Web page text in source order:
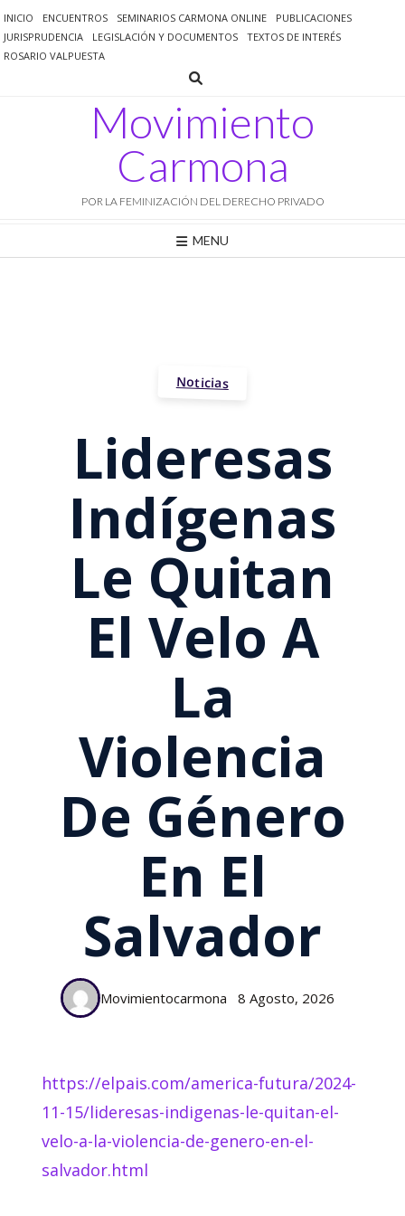
al
contenido
INICIO ENCUENTROS SEMINARIOS CARMONA ONLINE
PUBLICACIONES
JURISPRUDENCIA
LEGISLACIÓN Y DOCUMENTOS
TEXTOS DE INTERÉS
ROSARIO VALPUESTA
Movimiento
Carmona
POR LA FEMINIZACIÓN DEL DERECHO PRIVADO
MENU
Noticias
Lideresas
Indígenas
Le Quitan
El Velo A
La
Violencia
De Género
En El
Salvador
Movimientocarmona 8 Agosto, 2026
https://elpais.com/america-futura/2024-
11-15/lideresas-indigenas-le-quitan-el-
velo-a-la-violencia-de-genero-en-el-
salvador.html